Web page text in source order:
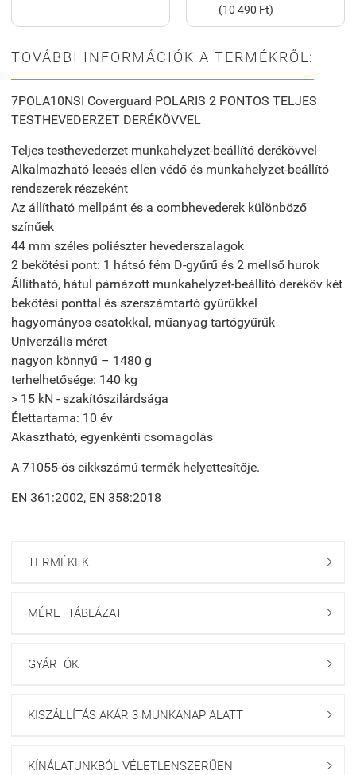
(10 490 Ft)
TOVÁBBI INFORMÁCIÓK A TERMÉKRŐL:
7POLA10NSI Coverguard POLARIS 2 PONTOS TELJES
TESTHEVEDERZET DERÉKÖVVEL
Teljes testhevederzet munkahelyzet-beállító derékövvel
Alkalmazható leesés ellen védő és munkahelyzet-beállító
rendszerek részeként
Az állítható mellpánt és a combhevederek különböző
színűek
44 mm széles poliészter hevederszalagok
2 bekötési pont: 1 hátsó fém D-gyűrű és 2 mellső hurok
Állítható, hátul párnázott munkahelyzet-beállító deréköv két
bekötési ponttal és szerszámtartó gyűrűkkel
hagyományos csatokkal, műanyag tartógyűrűk
Univerzális méret
nagyon könnyű – 1480 g
terhelhetősége: 140 kg
> 15 kN - szakítószilárdsága
Élettartama: 10 év
Akasztható, egyenkénti csomagolás
A 71055-ös cikkszámú termék helyettesítője.
EN 361:2002, EN 358:2018
TERMÉKEK 
MÉRETTÁBLÁZAT 
GYÁRTÓK 
KISZÁLLÍTÁS AKÁR 3 MUNKANAP ALATT 
KÍNÁLATUNKBÓL VÉLETLENSZERŰEN 